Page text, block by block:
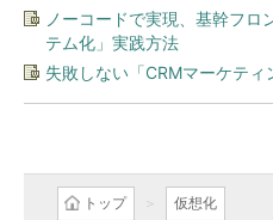
ノーコードで実現、基幹フロ
テム化」実践方法
失敗しない「CRMマーケティ
トップ 仮想化